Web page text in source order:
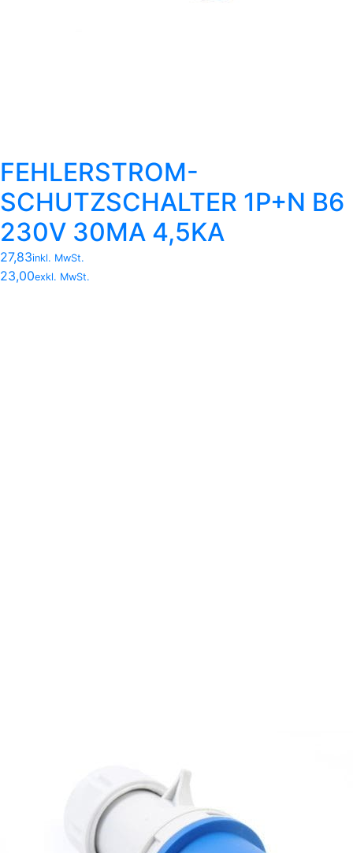
FEHLERSTROM-
SCHUTZSCHALTER 1P+N B6
230V 30MA 4,5KA
27,83inkl. MwSt.
23,00exkl. MwSt.